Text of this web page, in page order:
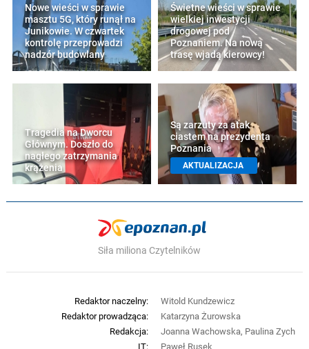
Nowe wieści w sprawie
masztu 5G, który runął na
Junikowie. W czwartek
kontrolę przeprowadzi
nadzór budowlany
Świetne wieści w sprawie
wielkiej inwestycji
drogowej pod
Poznaniem. Na nową
trasę wjadą kierowcy!
Tragedia na Dworcu
Głównym. Doszło do
nagłego zatrzymania
krążenia
Są zarzuty za atak
ciastem na prezydenta
Poznania
AKTUALIZACJA
Siła miliona Czytelników
Redaktor naczelny:
Witold Kundzewicz
Redaktor prowadząca:
Katarzyna Żurowska
Redakcja:
Joanna Wachowska, Paulina Zych
IT:
Paweł Rusek